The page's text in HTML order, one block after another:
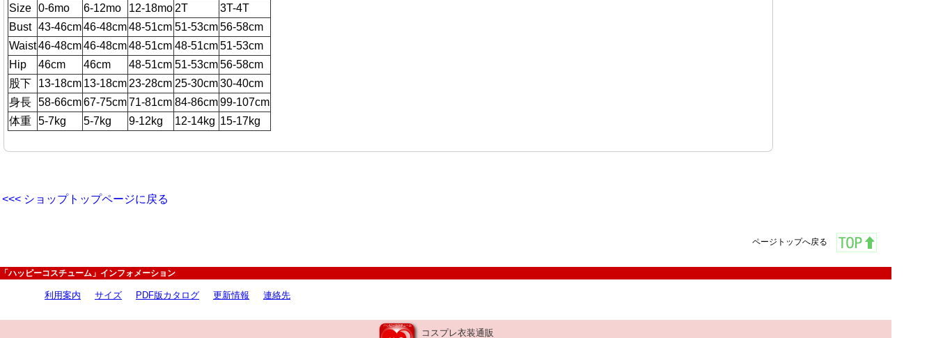
Size 0-6mo 6-12mo 12-18mo 2T
3T-4T
Bust 43-46cm46-48cm48-51cm 51-53cm56-58cm
Waist46-48cm46-48cm48-51cm 48-51cm51-53cm
Hip
46cm 46cm 48-51cm 51-53cm56-58cm
股下
13-18cm 13-18cm 23-28cm 25-30cm30-40cm
身長 58-66cm67-75cm71-81cm 84-86cm99-107cm
体重 5-7kg 5-7kg 9-12kg 12-14kg 15-17kg
<<< ショップトップページに戻る
ページトップへ戻る
「ハッピーコスチューム」インフォメーション
利用案内 サイズ PDF版カタログ 更新情報 連絡先
コスプレ衣装通販